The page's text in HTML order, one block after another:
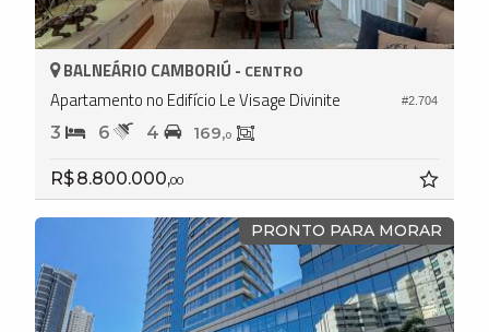
#2.704
BALNEÁRIO CAMBORIÚ - CENTRO
Apartamento no Edifício Le Visage Divinite
3 6 4 169,0
R$ 8.800.000,00
PRONTO PARA MORAR